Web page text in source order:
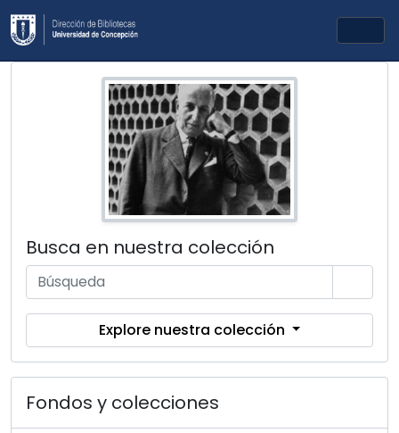
Skip to main content
Busca en nuestra colección
Explore nuestra colección
Fondos y colecciones